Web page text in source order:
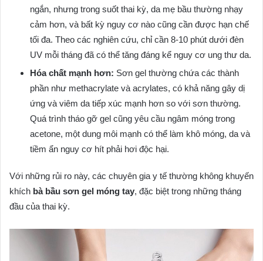
ngắn, nhưng trong suốt thai kỳ, da mẹ bầu thường nhạy
cảm hơn, và bất kỳ nguy cơ nào cũng cần được hạn chế
tối đa. Theo các nghiên cứu, chỉ cần 8-10 phút dưới đèn
UV mỗi tháng đã có thể tăng đáng kể nguy cơ ung thư da.
Hóa chất mạnh hơn: Sơn gel thường chứa các thành
phần như methacrylate và acrylates, có khả năng gây dị
ứng và viêm da tiếp xúc mạnh hơn so với sơn thường.
Quá trình tháo gỡ gel cũng yêu cầu ngâm móng trong
acetone, một dung môi mạnh có thể làm khô móng, da và
tiềm ẩn nguy cơ hít phải hơi độc hại.
Với những rủi ro này, các chuyên gia y tế thường không khuyến
khích bà bầu sơn gel móng tay, đặc biệt trong những tháng
đầu của thai kỳ.